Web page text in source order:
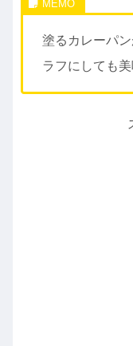
塗るカレーパ
ラフにしても